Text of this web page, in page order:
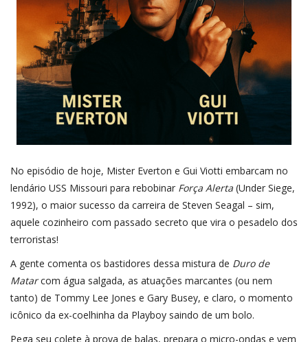
No episódio de hoje, Mister Everton e Gui Viotti embarcam no
lendário USS Missouri para rebobinar Força Alerta (Under Siege,
1992), o maior sucesso da carreira de Steven Seagal – sim,
aquele cozinheiro com passado secreto que vira o pesadelo dos
terroristas!
A gente comenta os bastidores dessa mistura de Duro de
Matarcom água salgada, as atuações marcantes (ou nem
tanto) de Tommy Lee Jones e Gary Busey, e claro, o momento
icônico da ex-coelhinha da Playboy saindo de um bolo.
Pega seu colete à prova de balas, prepara o micro-ondas e vem